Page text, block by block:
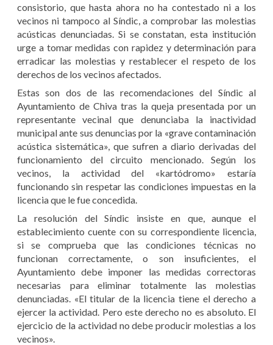
consistorio, que hasta ahora no ha contestado ni a los
vecinos ni tampoco al Síndic, a comprobar las molestias
acústicas denunciadas. Si se constatan, esta institución
urge a tomar medidas con rapidez y determinación para
erradicar las molestias y restablecer el respeto de los
derechos de los vecinos afectados.
Estas son dos de las recomendaciones del Síndic al
Ayuntamiento de Chiva tras la queja presentada por un
representante vecinal que denunciaba la inactividad
municipal ante sus denuncias por la «grave contaminación
acústica sistemática», que sufren a diario derivadas del
funcionamiento del circuito mencionado. Según los
vecinos, la actividad del «kartódromo» estaría
funcionando sin respetar las condiciones impuestas en la
licencia que le fue concedida.
La resolución del Síndic insiste en que, aunque el
establecimiento cuente con su correspondiente licencia,
si se comprueba que las condiciones técnicas no
funcionan correctamente, o son insuficientes, el
Ayuntamiento debe imponer las medidas correctoras
necesarias para eliminar totalmente las molestias
denunciadas. «El titular de la licencia tiene el derecho a
ejercer la actividad. Pero este derecho no es absoluto. El
ejercicio de la actividad no debe producir molestias a los
vecinos».